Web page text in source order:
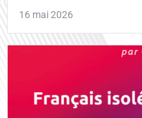
16 mai 2026